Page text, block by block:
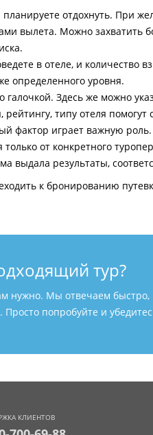
планируете отдохнуть. При
вылета. Можно захватить
в отеле, и количество
определенного уровня.
галочкой. Здесь же можно
типу отеля помогут
фактор играет важную роль.
от конкретного
выдала результаты,
к бронированию
тур?
нужно. Мы отвечаем
попробуйте и
КЛИЕНТОВ